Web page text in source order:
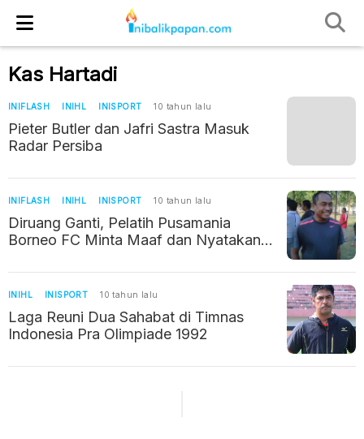
Kas Hartadi
INIFLASH INIHL INISPORT 10 tahun lalu
Pieter Butler dan Jafri Sastra Masuk
Radar Persiba
INIFLASH INIHL INISPORT 10 tahun lalu
Diruang Ganti, Pelatih Pusamania
Borneo FC Minta Maaf dan Nyatakan
INIHL INISPORT 10 tahun lalu
Laga Reuni Dua Sahabat di Timnas
Indonesia Pra Olimpiade 1992